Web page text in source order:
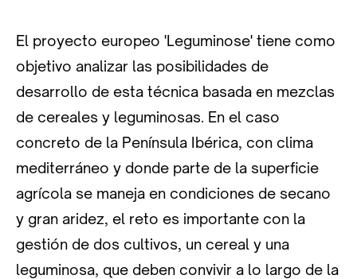
El proyecto europeo 'Leguminose' tiene como
objetivo analizar las posibilidades de
desarrollo de esta técnica basada en mezclas
de cereales y leguminosas. En el caso
concreto de la Península Ibérica, con clima
mediterráneo y donde parte de la superficie
agrícola se maneja en condiciones de secano
y gran aridez, el reto es importante con la
gestión de dos cultivos, un cereal y una
leguminosa, que deben convivir a lo largo de la